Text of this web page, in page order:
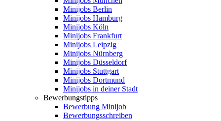
Minijobs Berlin
Minijobs Hamburg
Minijobs Köln
Minijobs Frankfurt
Minijobs Leipzig
Minijobs Nürnberg
Minijobs Düsseldorf
Minijobs Stuttgart
Minijobs Dortmund
Minijobs in deiner Stadt
Bewerbungstipps
Bewerbung Minijob
Bewerbungsschreiben